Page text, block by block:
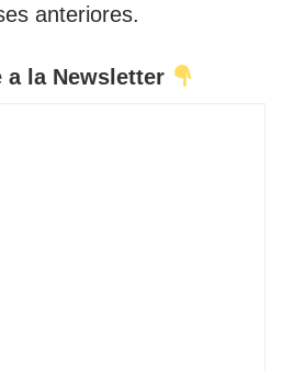
anteriores.
a la Newsletter